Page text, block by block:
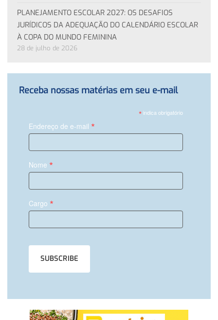
PLANEJAMENTO ESCOLAR 2027: OS DESAFIOS
JURÍDICOS DA ADEQUAÇÃO DO CALENDÁRIO ESCOLAR
À COPA DO MUNDO FEMININA
28 de julho de 2026
Receba nossas matérias em seu e-mail
*indica obrigatório
Endereço de e-mail *
Nome *
Cargo *